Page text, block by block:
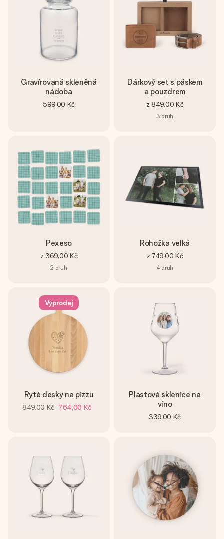
Gravírovaná skleněná
nádoba
599,00 Kč
Dárkový set s páskem
a pouzdrem
z 849,00 Kč
3 druh
Pexeso
z 369,00 Kč
2 druh
Rohožka velká
z 749,00 Kč
4 druh
Výprodej
Ryté desky na pizzu
849,00 Kč 764,00 Kč
Plastová sklenice na
víno
339,00 Kč